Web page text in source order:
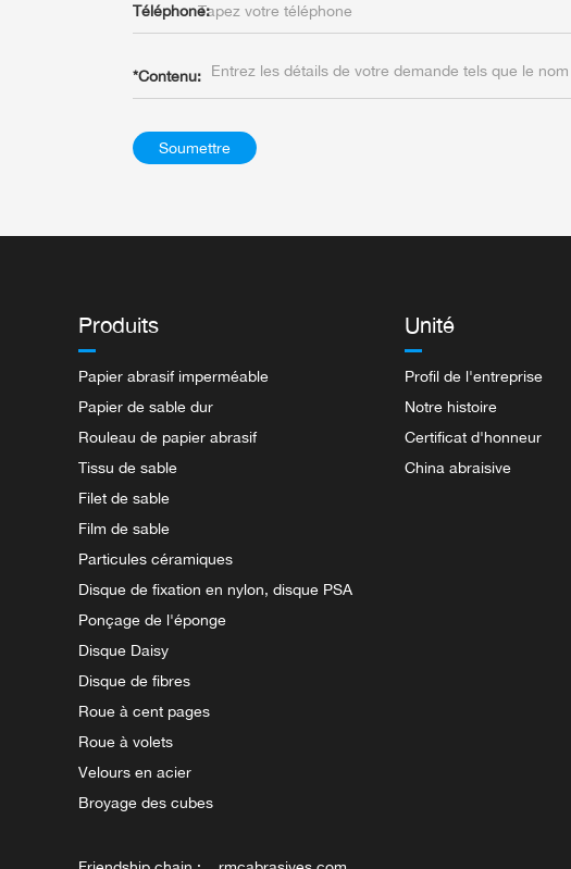
Téléphone:
*Contenu:
Soumettre
Produits
Papier abrasif imperméable
Papier de sable dur
Rouleau de papier abrasif
Tissu de sable
Filet de sable
Film de sable
Particules céramiques
Disque de fixation en nylon, disque PSA
Ponçage de l'éponge
Disque Daisy
Disque de fibres
Roue à cent pages
Roue à volets
Velours en acier
Broyage des cubes
Unité
Profil de l'entreprise
Notre histoire
Certificat d'honneur
China abraisive